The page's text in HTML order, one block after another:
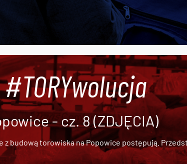
- cz. 8 (ZDJĘCIA)
z budową torowiska na Popowice postępują.